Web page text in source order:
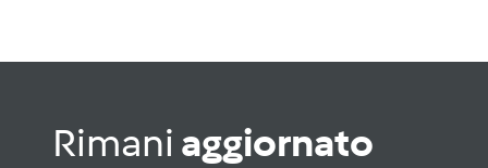
Rimani aggiornato